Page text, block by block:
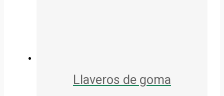
Llaveros de goma